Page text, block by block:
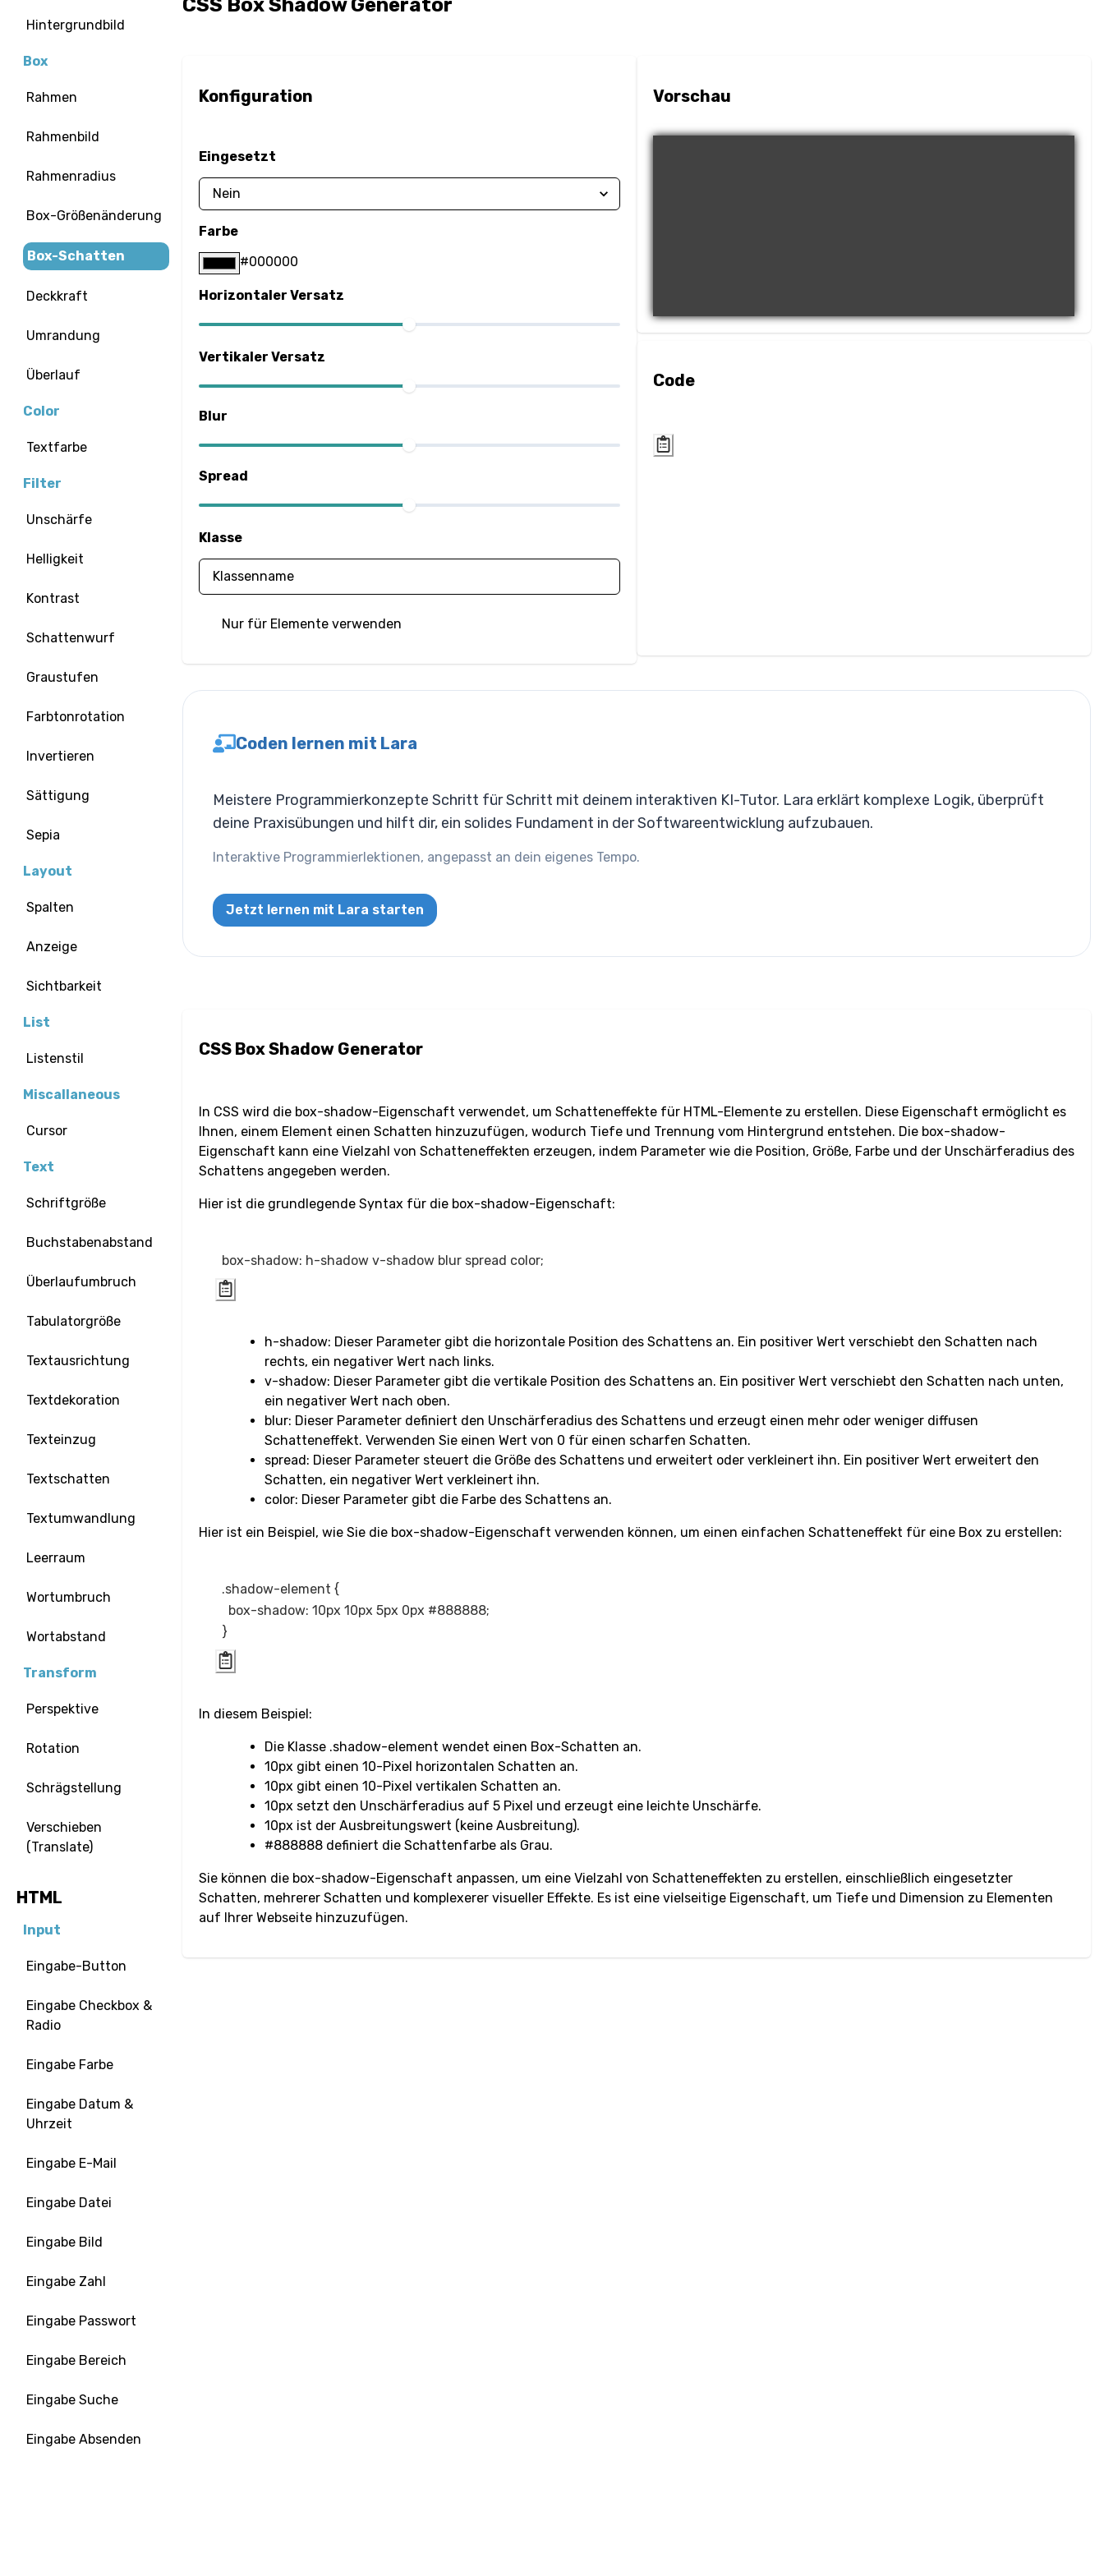
Hintergrundbild
Box
Rahmen
Rahmenbild
Rahmenradius
Box-Größenänderung
Box-Schatten
Deckkraft
Umrandung
Überlauf
Color
Textfarbe
Filter
Unschärfe
Helligkeit
Kontrast
Schattenwurf
Graustufen
Farbtonrotation
Invertieren
Sättigung
Sepia
Layout
Spalten
Anzeige
Sichtbarkeit
List
Listenstil
Miscallaneous
Cursor
Text
Schriftgröße
Buchstabenabstand
Überlaufumbruch
Tabulatorgröße
Textausrichtung
Textdekoration
Texteinzug
Textschatten
Textumwandlung
Leerraum
Wortumbruch
Wortabstand
Transform
Perspektive
Rotation
Schrägstellung
Verschieben
(Translate)
HTML
Input
Eingabe-Button
Eingabe Checkbox &
Radio
Eingabe Farbe
Eingabe Datum &
Uhrzeit
Eingabe E-Mail
Eingabe Datei
Eingabe Bild
Eingabe Zahl
Eingabe Passwort
Eingabe Bereich
Eingabe Suche
Eingabe Absenden
CSS Box Shadow Generator
Konfiguration
Eingesetzt
Farbe
#000000
Horizontaler Versatz
Vertikaler Versatz
Blur
Spread
Klasse
Nur für Elemente verwenden
Vorschau
Code
Coden lernen mit Lara
Meistere Programmierkonzepte Schritt für Schritt mit deinem interaktiven KI-Tutor. Lara erklärt komplexe Logik, überprüft
deine Praxisübungen und hilft dir, ein solides Fundament in der Softwareentwicklung aufzubauen.
Interaktive Programmierlektionen, angepasst an dein eigenes Tempo.
Jetzt lernen mit Lara starten
CSS Box Shadow Generator
In CSS wird die box-shadow-Eigenschaft verwendet, um Schatteneffekte für HTML-Elemente zu erstellen. Diese Eigenschaft ermöglicht es
Ihnen, einem Element einen Schatten hinzuzufügen, wodurch Tiefe und Trennung vom Hintergrund entstehen. Die box-shadow-
Eigenschaft kann eine Vielzahl von Schatteneffekten erzeugen, indem Parameter wie die Position, Größe, Farbe und der Unschärferadius des
Schattens angegeben werden.
Hier ist die grundlegende Syntax für die box-shadow-Eigenschaft:
h-shadow: Dieser Parameter gibt die horizontale Position des Schattens an. Ein positiver Wert verschiebt den Schatten nach
rechts, ein negativer Wert nach links.
v-shadow: Dieser Parameter gibt die vertikale Position des Schattens an. Ein positiver Wert verschiebt den Schatten nach unten,
ein negativer Wert nach oben.
blur: Dieser Parameter definiert den Unschärferadius des Schattens und erzeugt einen mehr oder weniger diffusen
Schatteneffekt. Verwenden Sie einen Wert von 0 für einen scharfen Schatten.
spread: Dieser Parameter steuert die Größe des Schattens und erweitert oder verkleinert ihn. Ein positiver Wert erweitert den
Schatten, ein negativer Wert verkleinert ihn.
color: Dieser Parameter gibt die Farbe des Schattens an.
Hier ist ein Beispiel, wie Sie die box-shadow-Eigenschaft verwenden können, um einen einfachen Schatteneffekt für eine Box zu erstellen:
.shadow-element {
  box-shadow: 10px 10px 5px 0px #888888;
In diesem Beispiel:
Die Klasse .shadow-element wendet einen Box-Schatten an.
10px gibt einen 10-Pixel horizontalen Schatten an.
10px gibt einen 10-Pixel vertikalen Schatten an.
10px setzt den Unschärferadius auf 5 Pixel und erzeugt eine leichte Unschärfe.
10px ist der Ausbreitungswert (keine Ausbreitung).
#888888 definiert die Schattenfarbe als Grau.
Sie können die box-shadow-Eigenschaft anpassen, um eine Vielzahl von Schatteneffekten zu erstellen, einschließlich eingesetzter
Schatten, mehrerer Schatten und komplexerer visueller Effekte. Es ist eine vielseitige Eigenschaft, um Tiefe und Dimension zu Elementen
auf Ihrer Webseite hinzuzufügen.